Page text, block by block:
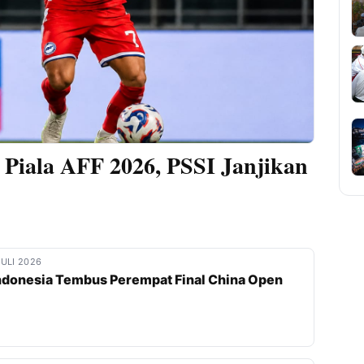
AFF 2026, PSSI Janjikan
2026
Tembus Perempat Final China Open